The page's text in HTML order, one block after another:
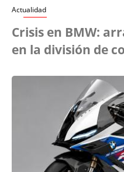
Actualidad
Crisis en BMW:
en la división de